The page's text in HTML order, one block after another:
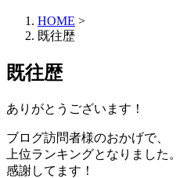
HOME >
既往歴
既往歴
ありがとうございます！
ブログ訪問者様のおかげで、
上位ランキングとなりました。
感謝してます！